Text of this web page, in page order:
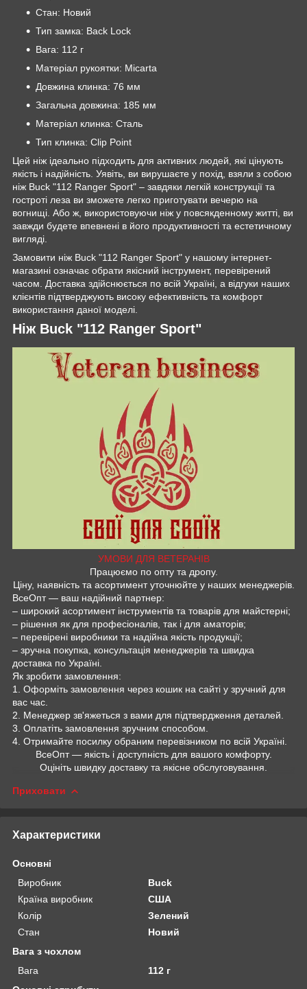
Стан: Новий
Тип замка: Back Lock
Вага: 112 г
Матеріал рукоятки: Micarta
Довжина клинка: 76 мм
Загальна довжина: 185 мм
Матеріал клинка: Сталь
Тип клинка: Clip Point
Цей ніж ідеально підходить для активних людей, які цінують
якість і надійність. Уявіть, ви вирушаєте у похід, взяли з собою
ніж Buck "112 Ranger Sport" – завдяки легкій конструкції та
гостроті леза ви зможете легко приготувати вечерю на
вогнищі. Або ж, використовуючи ніж у повсякденному житті, ви
завжди будете впевнені в його продуктивності та естетичному
вигляді.
Замовити ніж Buck "112 Ranger Sport" у нашому інтернет-
магазині означає обрати якісний інструмент, перевірений
часом. Доставка здійснюється по всій Україні, а відгуки наших
клієнтів підтверджують високу ефективність та комфорт
використання даної моделі.
Ніж Buck "112 Ranger Sport"
УМОВИ ДЛЯ ВЕТЕРАНІВ
Працюємо по опту та дропу.
Ціну, наявність та асортимент уточнюйте у наших менеджерів.
ВсеОпт — ваш надійний партнер:
– широкий асортимент інструментів та товарів для майстерні;
– рішення як для професіоналів, так і для аматорів;
– перевірені виробники та надійна якість продукції;
– зручна покупка, консультація менеджерів та швидка
доставка по Україні.
Як зробити замовлення:
1. Оформіть замовлення через кошик на сайті у зручний для
вас час.
2. Менеджер зв'яжеться з вами для підтвердження деталей.
3. Оплатіть замовлення зручним способом.
4. Отримайте посилку обраним перевізником по всій Україні.
ВсеОпт — якість і доступність для вашого комфорту.
Оцініть швидку доставку та якісне обслуговування.
Приховати
Характеристики
Основні
Виробник
Buck
Країна виробник
США
Колір
Зелений
Стан
Новий
Вага з чохлом
Вага
112 г